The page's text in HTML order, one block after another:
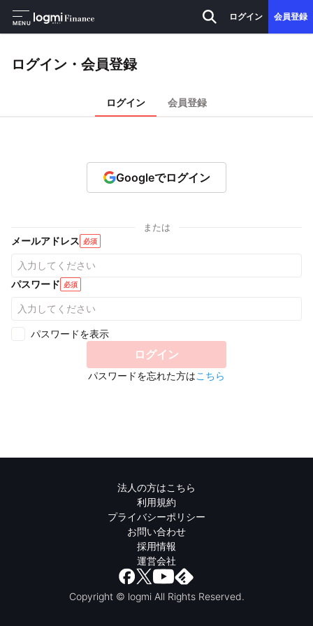
MENU
ログイン 会員登録
ログイン・会員登録
ログイン 会員登録
Googleでログイン
または
メールアドレス 必須
パスワード 必須
パスワードを表示
ログイン
パスワードを忘れた方はこちら
法人の方はこちら
利用規約
プライバシーポリシー
お問い合わせ
採用情報
運営会社
Copyright © logmi All Rights Reserved.